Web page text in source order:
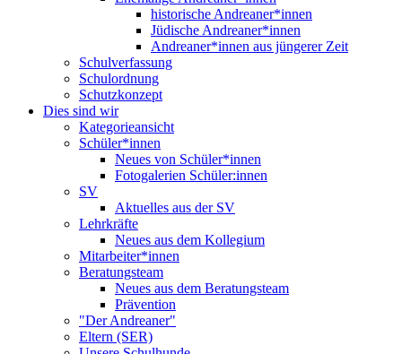
historische Andreaner*innen
Jüdische Andreaner*innen
Andreaner*innen aus jüngerer Zeit
Schulverfassung
Schulordnung
Schutzkonzept
Dies sind wir
Kategorieansicht
Schüler*innen
Neues von Schüler*innen
Fotogalerien Schüler:innen
SV
Aktuelles aus der SV
Lehrkräfte
Neues aus dem Kollegium
Mitarbeiter*innen
Beratungsteam
Neues aus dem Beratungsteam
Prävention
"Der Andreaner"
Eltern (SER)